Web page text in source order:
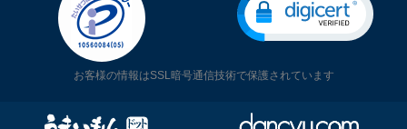
お客様の情報はSSL暗号通信技術で保護されています